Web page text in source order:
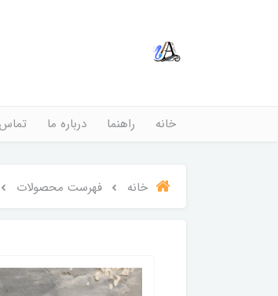
خانه راهنما درباره ما تماس
خانه فهرست محصولات